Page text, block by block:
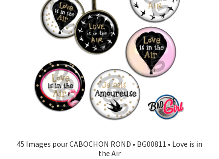
45 Images pour CABOCHON ROND • BG00811 • Love is in
the Air